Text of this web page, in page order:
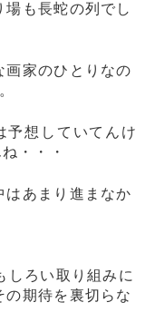
も長蛇の列でし
画家のひとりなの
予想していてんけ
・・・
はあまり進まなか
しろい取り組みに
の期待を裏切らな